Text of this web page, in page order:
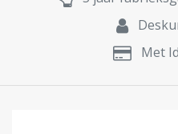
Met